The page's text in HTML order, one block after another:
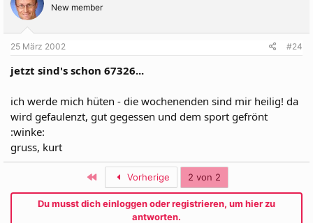
New member
25 März 2002 #24
jetzt sind's schon 67326...
ich werde mich hüten - die wochenenden sind mir heilig! da
wird gefaulenzt, gut gegessen und dem sport gefrönt
:winke:
gruss, kurt
Erste Vorherige 2 von 2
Du musst dich einloggen oder registrieren, um hier zu
antworten.